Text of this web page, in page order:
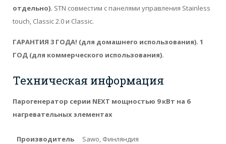
отдельно). STN совместим с панелями управления Stainless
touch, Classic 2.0 и Classiс.
ГАРАНТИЯ 3 ГОДА! (для домашнего использования). 1
ГОД (для коммерческого использования).
Техническая информация
Парогенератор серии NEXT мощностью 9 кВт на 6
нагревательных элементах
Производитель Sawo, Финляндия